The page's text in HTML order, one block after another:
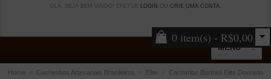
OLÁ, SEJA BEM VINDO! EFETUE LOGIN CRIE UMA CONTA.
0 item(s) - R$0,00
MENU
Home Cachimbos Artesanais Brasileiros Elite
Cachimbo Bertoldi Elite Dourado